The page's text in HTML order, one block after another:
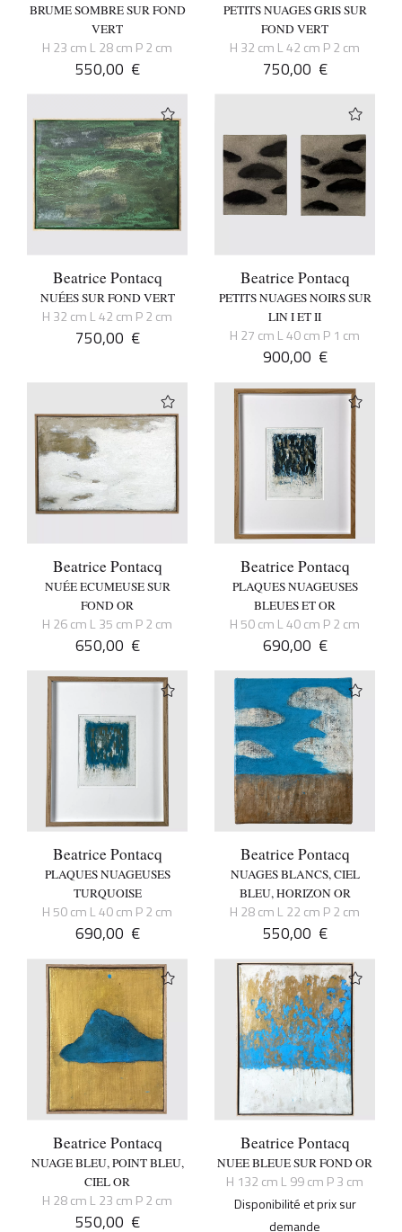
BRUME SOMBRE SUR FOND
VERT
H 23 cm L 28 cm P 2 cm
550,00 €
PETITS NUAGES GRIS SUR
FOND VERT
H 32 cm L 42 cm P 2 cm
750,00 €
Beatrice Pontacq
NUÉES SUR FOND VERT
H 32 cm L 42 cm P 2 cm
750,00 €
Beatrice Pontacq
PETITS NUAGES NOIRS SUR
LIN I ET II
H 27 cm L 40 cm P 1 cm
900,00 €
Beatrice Pontacq
NUÉE ECUMEUSE SUR
FOND OR
H 26 cm L 35 cm P 2 cm
650,00 €
Beatrice Pontacq
PLAQUES NUAGEUSES
BLEUES ET OR
H 50 cm L 40 cm P 2 cm
690,00 €
Beatrice Pontacq
PLAQUES NUAGEUSES
TURQUOISE
H 50 cm L 40 cm P 2 cm
690,00 €
Beatrice Pontacq
NUAGES BLANCS, CIEL
BLEU, HORIZON OR
H 28 cm L 22 cm P 2 cm
550,00 €
Beatrice Pontacq
NUAGE BLEU, POINT BLEU,
CIEL OR
H 28 cm L 23 cm P 2 cm
550,00 €
Beatrice Pontacq
NUEE BLEUE SUR FOND OR
H 132 cm L 99 cm P 3 cm
Disponibilité et prix sur
demande